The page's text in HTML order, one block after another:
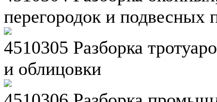
перегородок и подвесных
4510305 Разборка
и облицовки